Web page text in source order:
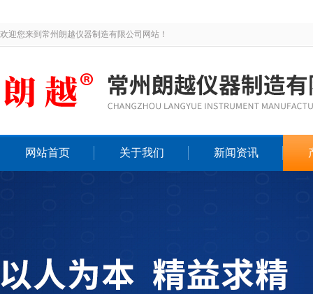
欢迎您来到常州朗越仪器制造有限公司网站！
网站首页 关于我们 新闻资讯